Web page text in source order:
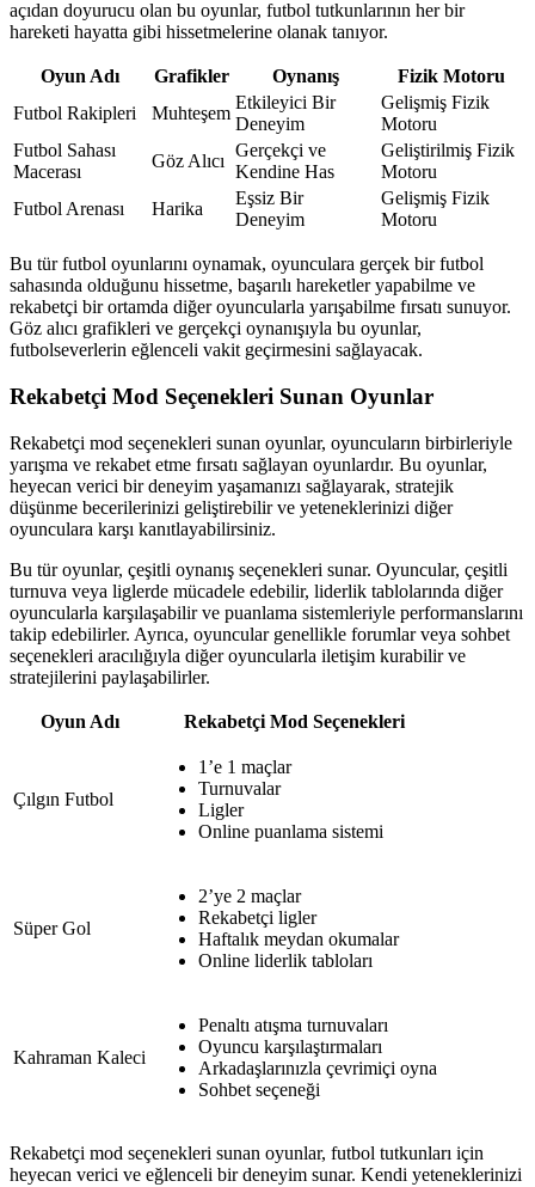
açıdan doyurucu olan bu oyunlar, futbol tutkunlarının her bir
hareketi hayatta gibi hissetmelerine olanak tanıyor.
Oyun Adı Grafikler Oynanış
Fizik Motoru
Futbol Rakipleri
Muhteşem
Etkileyici Bir
Deneyim
Gelişmiş Fizik
Motoru
Futbol Sahası
Macerası
Göz Alıcı
Gerçekçi ve
Kendine Has
Geliştirilmiş Fizik
Motoru
Futbol Arenası
Harika
Eşsiz Bir
Deneyim
Gelişmiş Fizik
Motoru
Bu tür futbol oyunlarını oynamak, oyunculara gerçek bir futbol
sahasında olduğunu hissetme, başarılı hareketler yapabilme ve
rekabetçi bir ortamda diğer oyuncularla yarışabilme fırsatı sunuyor.
Göz alıcı grafikleri ve gerçekçi oynanışıyla bu oyunlar,
futbolseverlerin eğlenceli vakit geçirmesini sağlayacak.
Rekabetçi Mod Seçenekleri Sunan Oyunlar
Rekabetçi mod seçenekleri sunan oyunlar, oyuncuların birbirleriyle
yarışma ve rekabet etme fırsatı sağlayan oyunlardır. Bu oyunlar,
heyecan verici bir deneyim yaşamanızı sağlayarak, stratejik
düşünme becerilerinizi geliştirebilir ve yeteneklerinizi diğer
oyunculara karşı kanıtlayabilirsiniz.
Bu tür oyunlar, çeşitli oynanış seçenekleri sunar. Oyuncular, çeşitli
turnuva veya liglerde mücadele edebilir, liderlik tablolarında diğer
oyuncularla karşılaşabilir ve puanlama sistemleriyle performanslarını
takip edebilirler. Ayrıca, oyuncular genellikle forumlar veya sohbet
seçenekleri aracılığıyla diğer oyuncularla iletişim kurabilir ve
stratejilerini paylaşabilirler.
Oyun Adı Rekabetçi Mod Seçenekleri
Çılgın Futbol
1’e 1 maçlar
Turnuvalar
Ligler
Online puanlama sistemi
Süper Gol
2’ye 2 maçlar
Rekabetçi ligler
Haftalık meydan okumalar
Online liderlik tabloları
Kahraman Kaleci
Penaltı atışma turnuvaları
Oyuncu karşılaştırmaları
Arkadaşlarınızla çevrimiçi oyna
Sohbet seçeneği
Rekabetçi mod seçenekleri sunan oyunlar, futbol tutkunları için
heyecan verici ve eğlenceli bir deneyim sunar. Kendi yeteneklerinizi